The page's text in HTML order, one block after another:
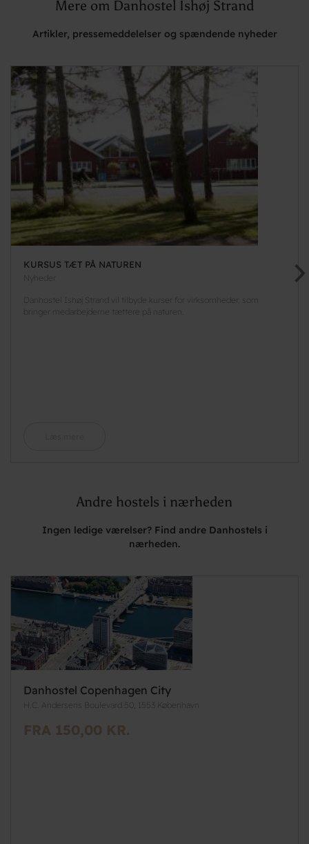
Mere om Danhostel Ishøj Strand
Artikler, pressemeddelelser og spændende nyheder
KURSUS TÆT PÅ NATUREN
Danhostel Ishøj Strand vil tilbyde kurser for virksomheder, som
bringer medarbejderne tættere på naturen.
Andre hostels i nærheden
Ingen ledige værelser? Find andre Danhostels i
nærheden.
Danhostel Copenhagen City
H.C. Andersens Boulevard 50, 1553 København
FRA 150,00 KR.